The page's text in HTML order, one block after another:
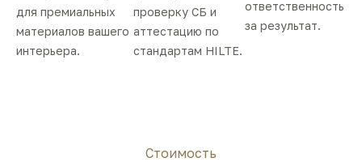
для премиальных
материалов вашего
интерьера.
проверку СБ и
аттестацию по
стандартам HILTE.
ответственность
за результат.
Стоимость